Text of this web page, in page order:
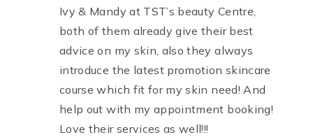
Ivy & Mandy at TST’s beauty Centre,
both of them already give their best
advice on my skin, also they always
introduce the latest promotion skincare
course which fit for my skin need! And
help out with my appointment booking!
Love their services as well!!!